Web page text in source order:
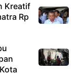
Kreatif
Rp